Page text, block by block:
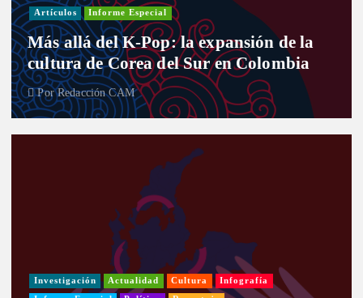
Artículos Informe Especial
Más allá del K-Pop: la expansión de la
cultura de Corea del Sur en Colombia
PorRedacción CAM
Investigación Actualidad Cultura Infografía